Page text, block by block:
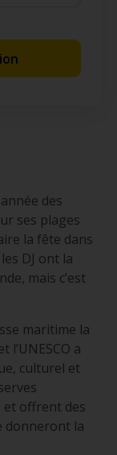
des
ses plages
la fête dans
DJ ont la
mais c’est
maritime la
a
culturel et
et offrent des
donneront la